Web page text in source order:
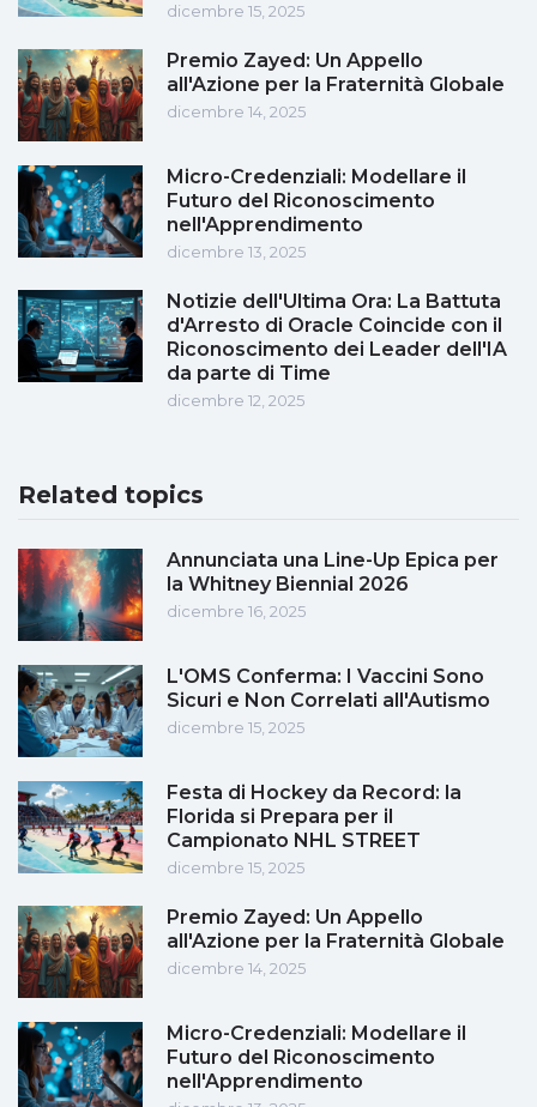
dicembre 15, 2025
Premio Zayed: Un Appello
all'Azione per la Fraternità Globale
dicembre 14, 2025
Micro-Credenziali: Modellare il
Futuro del Riconoscimento
nell'Apprendimento
dicembre 13, 2025
Notizie dell'Ultima Ora: La Battuta
d'Arresto di Oracle Coincide con il
Riconoscimento dei Leader dell'IA
da parte di Time
dicembre 12, 2025
Related topics
Annunciata una Line-Up Epica per
la Whitney Biennial 2026
dicembre 16, 2025
L'OMS Conferma: I Vaccini Sono
Sicuri e Non Correlati all'Autismo
dicembre 15, 2025
Festa di Hockey da Record: la
Florida si Prepara per il
Campionato NHL STREET
dicembre 15, 2025
Premio Zayed: Un Appello
all'Azione per la Fraternità Globale
dicembre 14, 2025
Micro-Credenziali: Modellare il
Futuro del Riconoscimento
nell'Apprendimento